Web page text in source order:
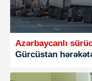
Azərbaycanlı
Gürcüstan